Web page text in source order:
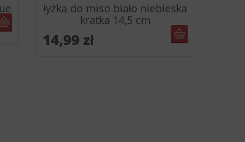
BRAK W MAGAZYNIE
łyżka do miso biało niebieska
kratka 14,5 cm
14,99 zł